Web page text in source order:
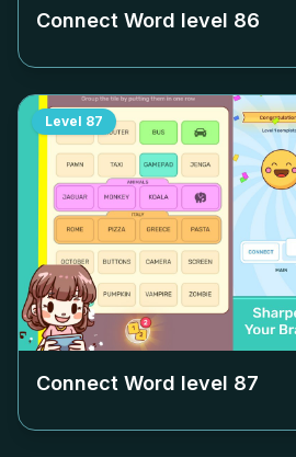
Connect Word level 86
Level 87
Connect Word level 87